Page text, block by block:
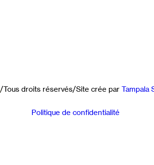
/Tous droits réservés/Site crée par Tampala
Politique de confidentialité